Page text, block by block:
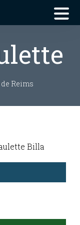
Reims
Billa
situé au cœur de la
architecturale et
favorable aux
…